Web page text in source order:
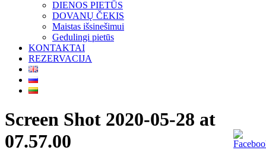
DIENOS PIETŪS
DOVANŲ ČEKIS
Maistas išsinešimui
Gedulingi pietūs
KONTAKTAI
REZERVACIJA
Screen Shot 2020-05-28 at
07.57.00